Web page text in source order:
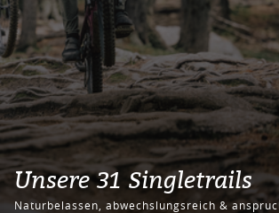
Unsere 31 Singletrails
Naturbelassen, abwechslungsreich &